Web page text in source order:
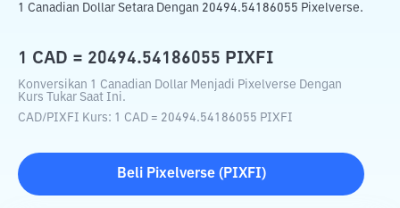
1 Canadian Dollar Setara Dengan 20494.54186055 Pixelverse.
1 CAD = 20494.54186055 PIXFI
Konversikan 1 Canadian Dollar Menjadi Pixelverse Dengan
Kurs Tukar Saat Ini.
CAD/PIXFI Kurs: 1 CAD = 20494.54186055 PIXFI
Beli Pixelverse( PIXFI)